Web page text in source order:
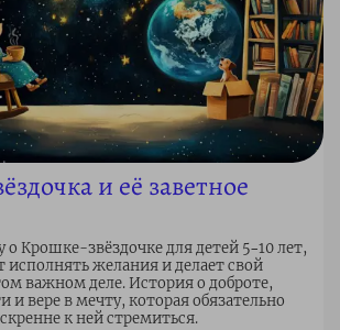
и её заветное
о Крошке-звёздочке для детей 5–10 лет,
исполнять желания и делает свой
важном деле. История о доброте,
и вере в мечту, которая обязательно
к ней стремиться.